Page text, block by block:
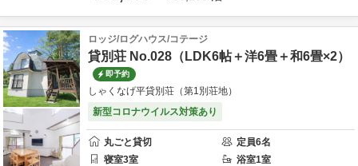
ロッジ/ログハウス/コテージ
貸別荘 No.028（LDK6帖＋洋6畳＋和6畳×2）
即予約
しゃくなげ平貸別荘（第1別荘地）
新型コロナウイルス対策あり
丸ごと貸切 定員6名
寝室3室 浴室1室